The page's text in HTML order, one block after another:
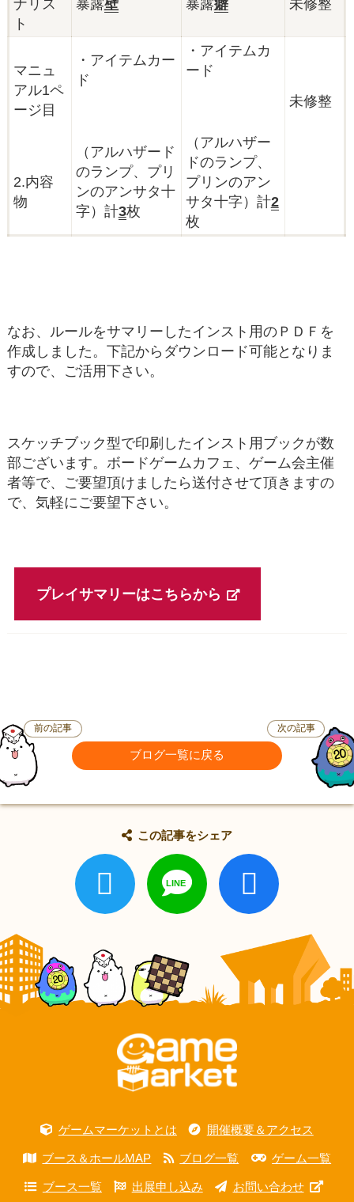
ナリス
ト
暴露壁 暴露癖 未修整
マニュ
アル1ペ
ージ目
2.内容
物
・アイテムカー
ド
（アルハザード
のランプ、プリ
ンのアンサタ十
字）計3枚
・アイテムカ
ード
（アルハザー
ドのランプ、
プリンのアン
サタ十字）計2
枚
未修整
なお、ルールをサマリーしたインスト用のＰＤＦを
作成しました。下記からダウンロード可能となりま
すので、ご活用下さい。
スケッチブック型で印刷したインスト用ブックが数
部ございます。ボードゲームカフェ、ゲーム会主催
者等で、ご要望頂けましたら送付させて頂きますの
で、気軽にご要望下さい。
プレイサマリーはこちらから
前の記事
ブログ一覧に戻る
次の記事
この記事をシェア
ゲームマーケットとは 開催概要＆アクセス
ブース＆ホールMAP ブログ一覧 ゲーム一覧
ブース一覧 出展申し込み お問い合わせ